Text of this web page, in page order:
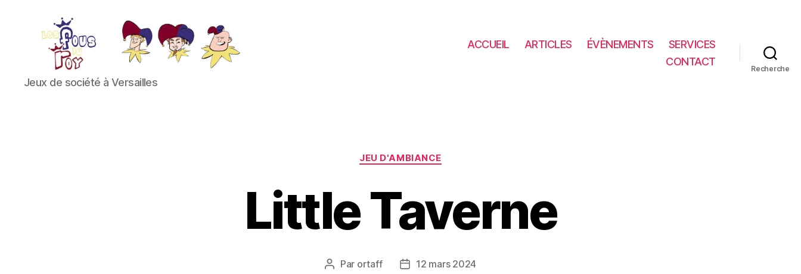
Les
Fous
Jeux de société à Versailles
ACCUEIL ARTICLES ÉVÈNEMENTS
SERVICES
CONTACT
Recherche
Catégories
JEU D'AMBIANCE
Little Taverne
Auteur
Par ortaff
Date12 mars 2024